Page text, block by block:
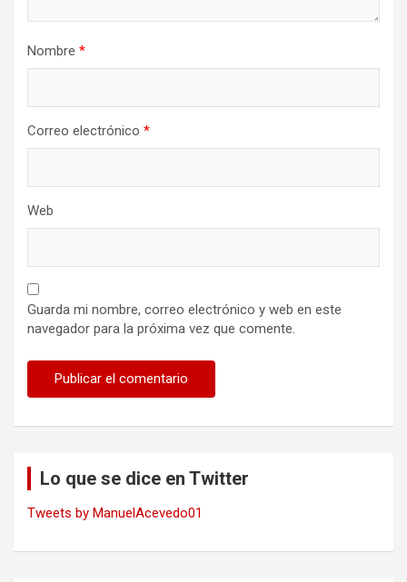
Nombre *
Correo electrónico *
Web
Guarda mi nombre, correo electrónico y web en este
navegador para la próxima vez que comente.
Lo que se dice en Twitter
Tweets by ManuelAcevedo01